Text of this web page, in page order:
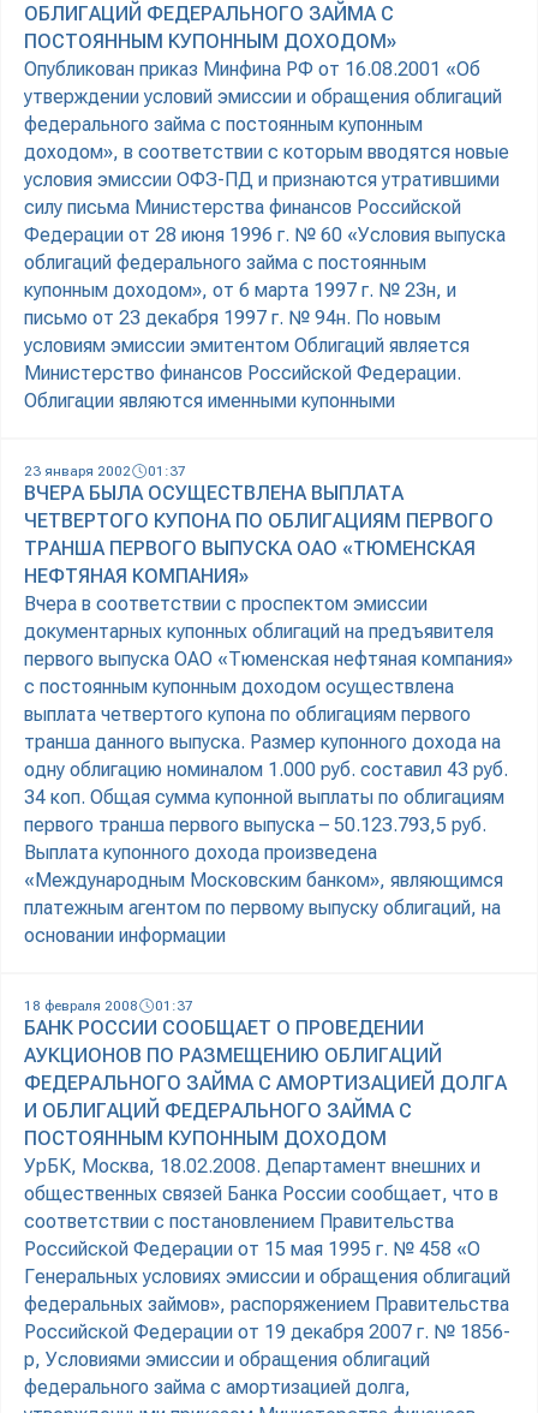
ОБЛИГАЦИЙ ФЕДЕРАЛЬНОГО ЗАЙМА С
ПОСТОЯННЫМ КУПОННЫМ ДОХОДОМ»
Опубликован приказ Минфина РФ от 16.08.2001 «Об
утверждении условий эмиссии и обращения облигаций
федерального займа с постоянным купонным
доходом», в соответствии с которым вводятся новые
условия эмиссии ОФЗ-ПД и признаются утратившими
силу письма Министерства финансов Российской
Федерации от 28 июня 1996 г. № 60 «Условия выпуска
облигаций федерального займа с постоянным
купонным доходом», от 6 марта 1997 г. № 23н, и
письмо от 23 декабря 1997 г. № 94н. По новым
условиям эмиссии эмитентом Облигаций является
Министерство финансов Российской Федерации.
Облигации являются именными купонными
23 января 2002 01:37
ВЧЕРА БЫЛА ОСУЩЕСТВЛЕНА ВЫПЛАТА
ЧЕТВЕРТОГО КУПОНА ПО ОБЛИГАЦИЯМ ПЕРВОГО
ТРАНША ПЕРВОГО ВЫПУСКА ОАО «ТЮМЕНСКАЯ
НЕФТЯНАЯ КОМПАНИЯ»
Вчера в соответствии с проспектом эмиссии
документарных купонных облигаций на предъявителя
первого выпуска ОАО «Тюменская нефтяная компания»
с постоянным купонным доходом осуществлена
выплата четвертого купона по облигациям первого
транша данного выпуска. Размер купонного дохода на
одну облигацию номиналом 1.000 руб. составил 43 руб.
34 коп. Общая сумма купонной выплаты по облигациям
первого транша первого выпуска – 50.123.793,5 руб.
Выплата купонного дохода произведена
«Международным Московским банком», являющимся
платежным агентом по первому выпуску облигаций, на
основании информации
18 февраля 2008 01:37
БАНК РОССИИ СООБЩАЕТ О ПРОВЕДЕНИИ
АУКЦИОНОВ ПО РАЗМЕЩЕНИЮ ОБЛИГАЦИЙ
ФЕДЕРАЛЬНОГО ЗАЙМА С АМОРТИЗАЦИЕЙ ДОЛГА
И ОБЛИГАЦИЙ ФЕДЕРАЛЬНОГО ЗАЙМА С
ПОСТОЯННЫМ КУПОННЫМ ДОХОДОМ
УрБК, Москва, 18.02.2008. Департамент внешних и
общественных связей Банка России сообщает, что в
соответствии с постановлением Правительства
Российской Федерации от 15 мая 1995 г. № 458 «О
Генеральных условиях эмиссии и обращения облигаций
федеральных займов», распоряжением Правительства
Российской Федерации от 19 декабря 2007 г. № 1856-
р, Условиями эмиссии и обращения облигаций
федерального займа с амортизацией долга,